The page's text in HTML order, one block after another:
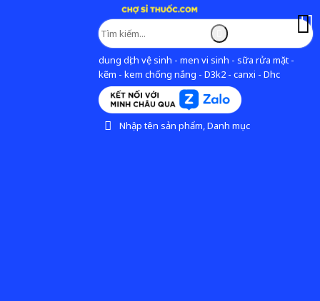
dung dịch vệ sinh - men vi sinh - sữa rửa mặt -
kẽm - kem chống nắng - D3k2 - canxi - Dhc
Nhập tên sản phẩm, Danh mục